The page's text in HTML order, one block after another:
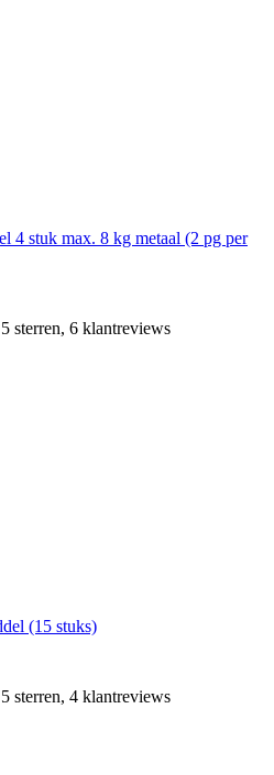
4 stuk max. 8 kg metaal (2 pg per
sterren, 6 klantreviews
(15 stuks)
sterren, 4 klantreviews